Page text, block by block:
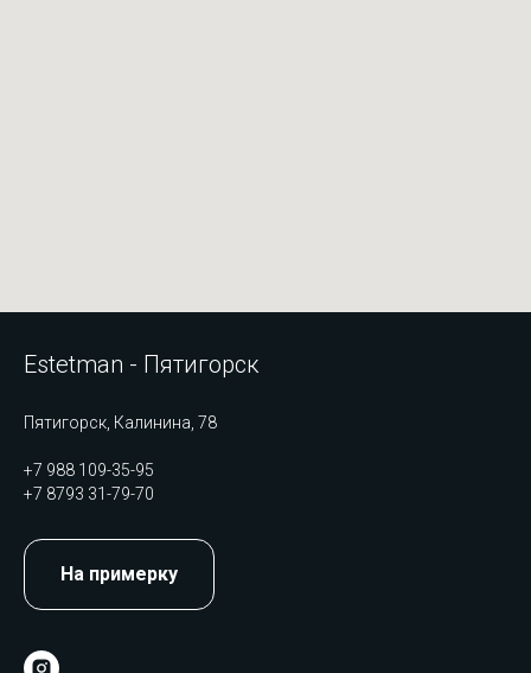
Estetman - Пятигорск
Пятигорск, Калинина, 78
+7 988 109-35-95
+7 8793 31-79-70
На примерку